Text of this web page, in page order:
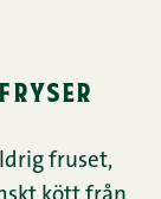
fruset,